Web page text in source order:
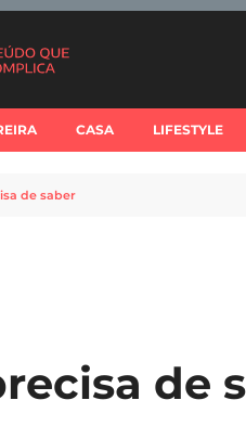
CASA LIFESTYLE
de saber
de